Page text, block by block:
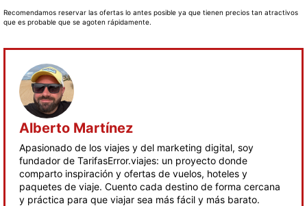
Recomendamos reservar las ofertas lo antes posible ya que tienen precios tan atractivos
que es probable que se agoten rápidamente.
Alberto Martínez
Apasionado de los viajes y del marketing digital, soy
fundador de TarifasError.viajes: un proyecto donde
comparto inspiración y ofertas de vuelos, hoteles y
paquetes de viaje. Cuento cada destino de forma cercana
y práctica para que viajar sea más fácil y más barato.